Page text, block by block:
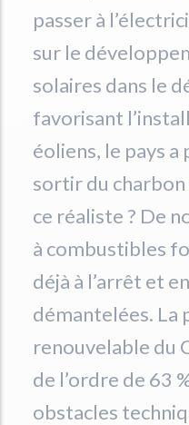
passer à
sur le
solaires dans le
favorisant
éoliens, le pays
sortir du charbon
ce réaliste ? De
à combustibles
déjà à l’arrêt et
démantelées. La
renouvelable du
de l’ordre de 63
obstacles